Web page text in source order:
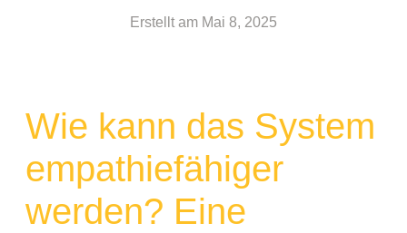
Erstellt am Mai 8, 2025
Wie kann das System
empathiefähiger
werden? Eine